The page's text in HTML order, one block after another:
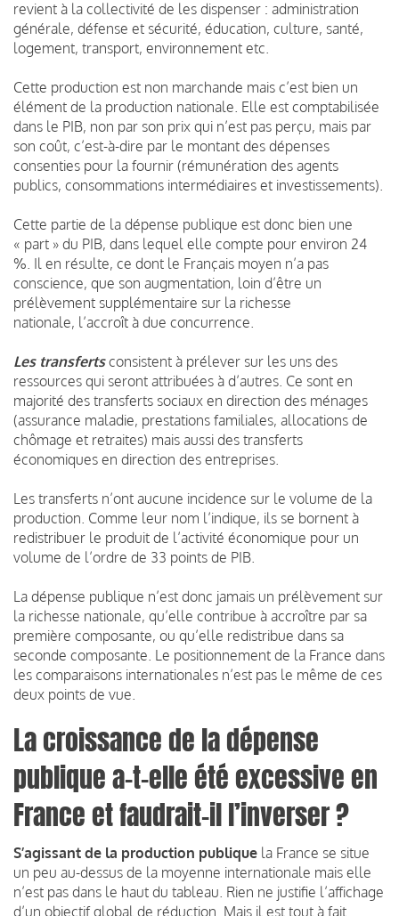
revient à la collectivité de les dispenser : administration
générale, défense et sécurité, éducation, culture, santé,
logement, transport, environnement etc.
Cette production est non marchande mais c’est bien un
élément de la production nationale. Elle est comptabilisée
dans le PIB, non par son prix qui n’est pas perçu, mais par
son coût, c’est-à-dire par le montant des dépenses
consenties pour la fournir (rémunération des agents
publics, consommations intermédiaires et investissements).
Cette partie de la dépense publique est donc bien une
« part » du PIB, dans lequel elle compte pour environ 24
%. Il en résulte, ce dont le Français moyen n’a pas
conscience, que son augmentation, loin d’être un
prélèvement supplémentaire sur la richesse
nationale, l’accroît à due concurrence.
Les transfertsconsistent à prélever sur les uns des
ressources qui seront attribuées à d’autres. Ce sont en
majorité des transferts sociaux en direction des ménages
(assurance maladie, prestations familiales, allocations de
chômage et retraites) mais aussi des transferts
économiques en direction des entreprises.
Les transferts n’ont aucune incidence sur le volume de la
production. Comme leur nom l’indique, ils se bornent à
redistribuer le produit de l’activité économique pour un
volume de l’ordre de 33 points de PIB.
La dépense publique n’est donc jamais un prélèvement sur
la richesse nationale, qu’elle contribue à accroître par sa
première composante, ou qu’elle redistribue dans sa
seconde composante. Le positionnement de la France dans
les comparaisons internationales n’est pas le même de ces
deux points de vue.
La croissance de la dépense
publique a-t-elle été excessive en
France et faudrait-il l’inverser ?
S’agissant de la production publique la France se situe
un peu au-dessus de la moyenne internationale mais elle
n’est pas dans le haut du tableau. Rien ne justifie l’affichage
d’un objectif global de réduction. Mais il est tout à fait